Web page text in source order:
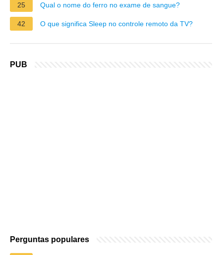
25 Qual o nome do ferro no exame de sangue?
42 O que significa Sleep no controle remoto da TV?
PUB
Perguntas populares